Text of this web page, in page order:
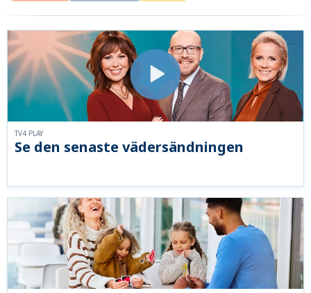
Se den senaste vädersändningen
TV4 PLAY